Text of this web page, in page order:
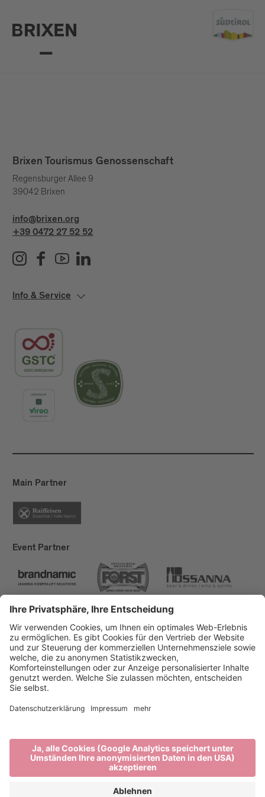
Brixen Tourismus Genossenschaft
Regensburger Allee 9
39042 Brixen
info@brixen.org
+39 0472 27 52 52
Info & Service
Main Partner
Event Partner
Brixen Tourismus
Privacy
Impressum
Förderungen
produced by